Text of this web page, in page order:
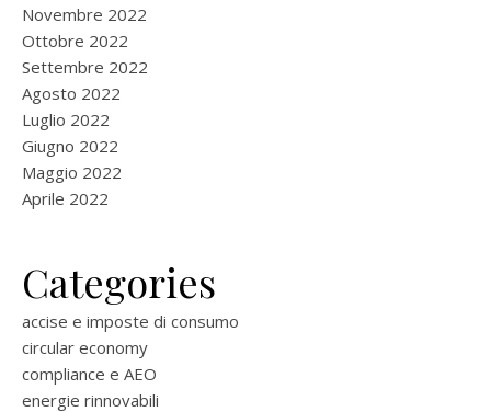
Novembre 2022
Ottobre 2022
Settembre 2022
Agosto 2022
Luglio 2022
Giugno 2022
Maggio 2022
Aprile 2022
Categories
accise e imposte di consumo
circular economy
compliance e AEO
energie rinnovabili